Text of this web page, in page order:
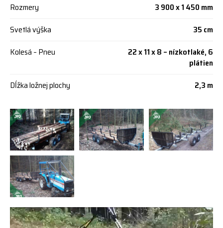
Rozmery
3 900 x 1 450 mm
Svetlá výška
35 cm
Kolesá – Pneu
22 x 11 x 8 – nízkotlaké, 6
plátien
Dĺžka ložnej plochy
2,3 m